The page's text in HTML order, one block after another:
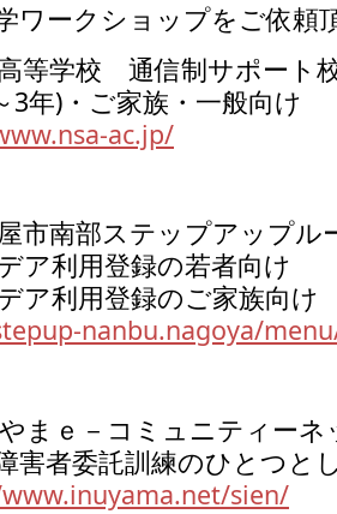
学ワークショップをご依頼
等学校 通信制サポート
3年)・ご家族・一般向け
ac.jp/
市南部ステップアップル
ア利用登録の若者向け
ア利用登録のご家族向け
nanbu.nagoya/
まｅ－コミュニティーネ
害者委託訓練のひとつと
sien/